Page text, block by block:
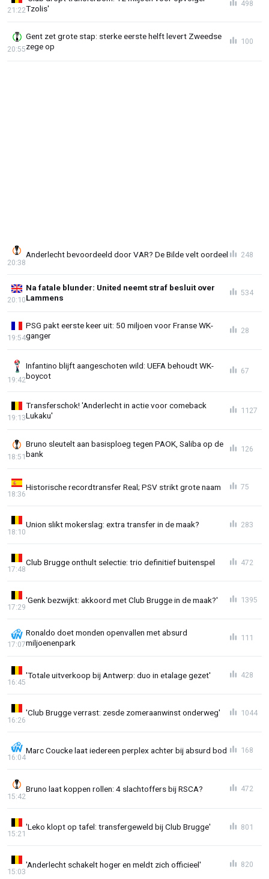
Tzolis'
21:22
498
Gent zet grote stap: sterke eerste helft levert Zweedse
zege op
20:55
100
Anderlecht bevoordeeld door VAR? De Bilde velt oordeel
20:38
248
Na fatale blunder: United neemt straf besluit over
Lammens
20:10
534
PSG pakt eerste keer uit: 50 miljoen voor Franse WK-
ganger
19:54
28
Infantino blijft aangeschoten wild: UEFA behoudt WK-
boycot
19:42
67
Transferschok! 'Anderlecht in actie voor comeback
Lukaku'
19:13
1127
Bruno sleutelt aan basisploeg tegen PAOK, Saliba op de
bank
18:51
126
Historische recordtransfer Real; PSV strikt grote naam
18:36
75
Union slikt mokerslag: extra transfer in de maak?
18:10
283
Club Brugge onthult selectie: trio definitief buitenspel
17:48
472
'Genk bezwijkt: akkoord met Club Brugge in de maak?'
17:29
1395
Ronaldo doet monden openvallen met absurd
miljoenenpark
17:07
111
'Totale uitverkoop bij Antwerp: duo in etalage gezet'
16:45
428
'Club Brugge verrast: zesde zomeraanwinst onderweg'
16:26
1044
Marc Coucke laat iedereen perplex achter bij absurd bod
16:04
168
Bruno laat koppen rollen: 4 slachtoffers bij RSCA?
15:42
472
'Leko klopt op tafel: transfergeweld bij Club Brugge'
15:21
801
'Anderlecht schakelt hoger en meldt zich officieel'
15:03
820